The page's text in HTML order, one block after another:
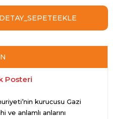
Posteri
kurucusu Gazi
anlamlı anlarını